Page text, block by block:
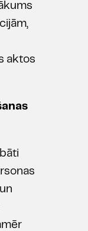
aktos